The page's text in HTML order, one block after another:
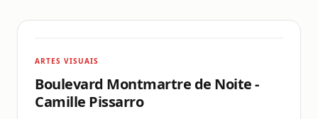
ARTES VISUAIS
Boulevard Montmartre de Noite -
Camille Pissarro